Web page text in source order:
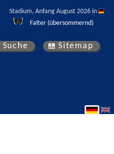
Stadium, Anfang August 2026 in
Falter (übersommernd)
Suche Sitemap